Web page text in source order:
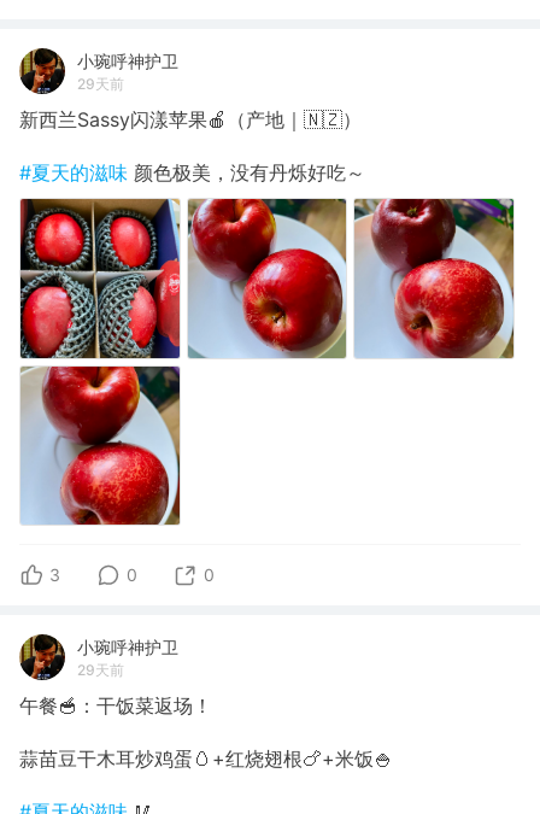
小琬呼神护卫
29天前
新西兰Sassy闪漾苹果🍎（产地｜🇳🇿）
#夏天的滋味 颜色极美，没有丹烁好吃～
3 0 0
小琬呼神护卫
29天前
午餐🥣：干饭菜返场！
蒜苗豆干木耳炒鸡蛋🥚+红烧翅根🍗+米饭🍚